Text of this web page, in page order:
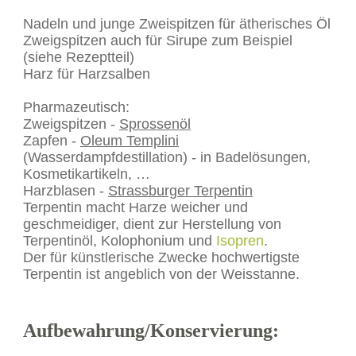
Nadeln und junge Zweispitzen für ätherisches Öl
Zweigspitzen auch für Sirupe zum Beispiel
(siehe Rezeptteil)
Harz für Harzsalben
Pharmazeutisch:
Zweigspitzen - Sprossenöl
Zapfen - Oleum Templini
(Wasserdampfdestillation) - in Badelösungen,
Kosmetikartikeln, …
Harzblasen - Strassburger Terpentin
Terpentin macht Harze weicher und
geschmeidiger, dient zur Herstellung von
Terpentinöl, Kolophonium und Isopren.
Der für künstlerische Zwecke hochwertigste
Terpentin ist angeblich von der Weisstanne.
Aufbewahrung/Konservierung: